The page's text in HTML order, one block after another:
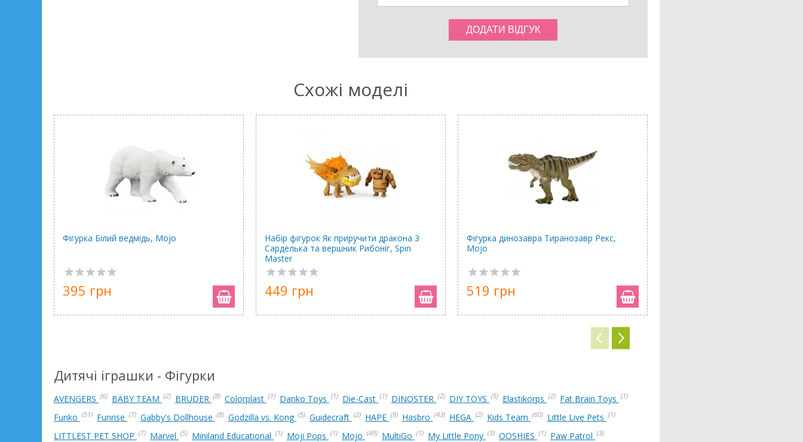
Схожі моделі
Фігурка Білий ведмідь, Mojo
395 грн
Набір фігурок Як приручити дракона 3
Сарделька та вершник Рибоніг, Spin
Master
449 грн
Фігурка динозавра Тиранозавр Рекс,
Mojo
519 грн
Дитячі іграшки - Фігурки
AVENGERS (6) BABY TEAM (2) BRUDER (8) Colorplast (1) Danko Toys (1) Die-Cast (1) DINOSTER (2) DIY TOYS (5) Elastikorps (2) Fat Brain Toys (1)
Funko (51) Funrise (7) Gabby's Dollhouse (8) Godzilla vs. Kong (5) Guidecraft (2) HAPE (9) Hasbro (43) HEGA (2) Kids Team (60) Little Live Pets (1)
LITTLEST PET SHOP (7) Marvel (5) Miniland Educational (1) Moji Pops (1) Mojo (49) MultiGo (1) My Little Pony (3) OOSHIES (1) Paw Patrol (3)